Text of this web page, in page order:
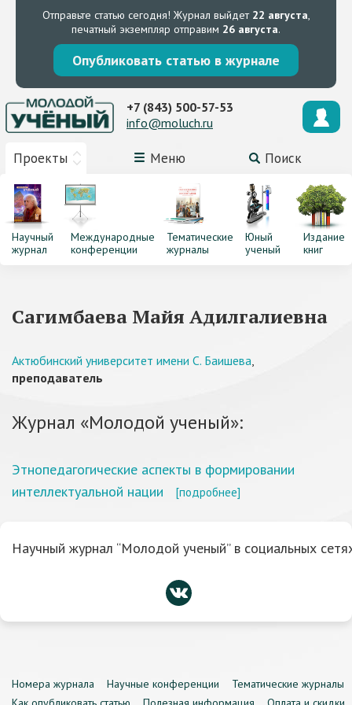
Отправьте статью сегодня! Журнал выйдет 22 августа,
печатный экземпляр отправим 26 августа.
Опубликовать статью в журнале
Проекты Меню Поиск
+7 (843) 500-57-53
info@moluch.ru
Научный
журнал
Международные
конференции
Тематические
журналы
Юный
ученый
Издание
книг
Сагимбаева Майя Адилгалиевна
Актюбинский университет имени С. Баишева,
преподаватель
Журнал «Молодой ученый»:
Этнопедагогические аспекты в формировании
интеллектуальной нации
[подробнее]
Научный журнал “Молодой ученый” в социальных
Номера журнала Научные конференции
Тематические журналы